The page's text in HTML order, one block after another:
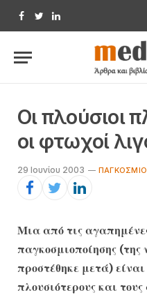
Facebook
TwitterLinkedIn
Οι πλούσιοι
οι φτωχοί
29 Ιουνίου 2003
Μια από τις
παγκοσμιοποίησης (της
προστέθηκε μετά)
πλουσιότερους και